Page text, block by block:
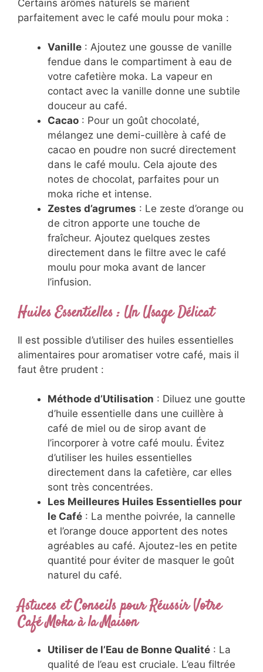
Certains arômes naturels se marient
parfaitement avec le café moulu pour moka :
Vanille : Ajoutez une gousse de vanille
fendue dans le compartiment à eau de
votre cafetière moka. La vapeur en
contact avec la vanille donne une subtile
douceur au café.
Cacao : Pour un goût chocolaté,
mélangez une demi-cuillère à café de
cacao en poudre non sucré directement
dans le café moulu. Cela ajoute des
notes de chocolat, parfaites pour un
moka riche et intense.
Zestes d’agrumes : Le zeste d’orange ou
de citron apporte une touche de
fraîcheur. Ajoutez quelques zestes
directement dans le filtre avec le café
moulu pour moka avant de lancer
l’infusion.
Huiles Essentielles : Un Usage Délicat
Il est possible d’utiliser des huiles essentielles
alimentaires pour aromatiser votre café, mais il
faut être prudent :
Méthode d’Utilisation : Diluez une goutte
d’huile essentielle dans une cuillère à
café de miel ou de sirop avant de
l’incorporer à votre café moulu. Évitez
d’utiliser les huiles essentielles
directement dans la cafetière, car elles
sont très concentrées.
Les Meilleures Huiles Essentielles pour
le Café : La menthe poivrée, la cannelle
et l’orange douce apportent des notes
agréables au café. Ajoutez-les en petite
quantité pour éviter de masquer le goût
naturel du café.
Astuces et Conseils pour Réussir Votre
Café Moka à la Maison
Utiliser de l’Eau de Bonne Qualité : La
qualité de l’eau est cruciale. L’eau filtrée